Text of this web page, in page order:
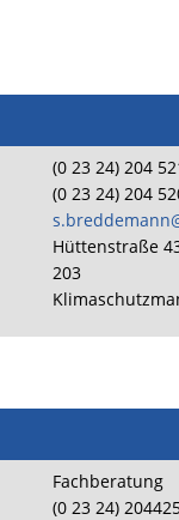
(0 23 24) 204
(0 23 24) 204
Hüttenstraße
203
Fachberatung
(0 23 24)